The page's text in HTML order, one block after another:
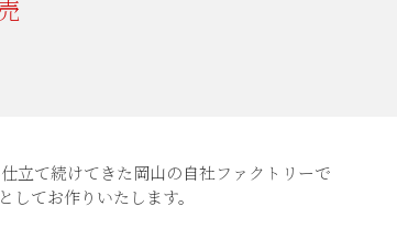
立て続けてきた岡山の自社ファクトリーで
てお作りいたします。